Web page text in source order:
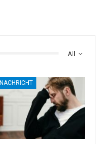
All
NACHRICHT